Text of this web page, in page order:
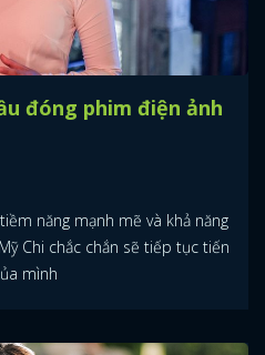
đóng phim điện ảnh
năng mạnh mẽ và khả năng
Chi chắc chắn sẽ tiếp tục tiến
mình